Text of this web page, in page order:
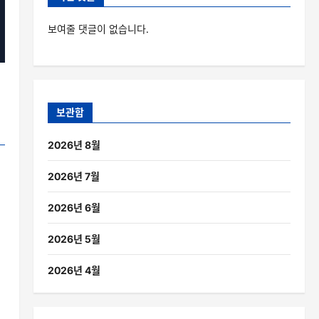
보여줄 댓글이 없습니다.
보관함
2026년 8월
2026년 7월
2026년 6월
2026년 5월
2026년 4월